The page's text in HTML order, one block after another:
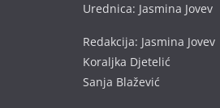
Urednica: Jasmina Jovev
Redakcija: Jasmina Jovev
Koraljka Djetelić
Sanja Blažević